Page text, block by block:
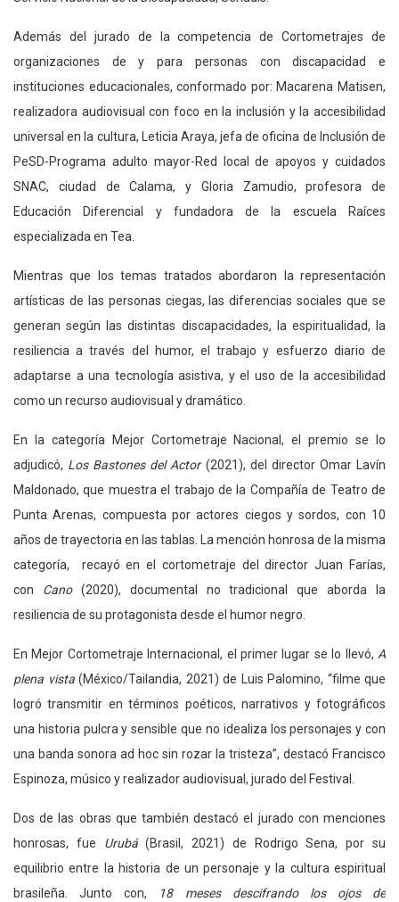
Además del jurado de la competencia de Cortometrajes de
organizaciones de y para personas con discapacidad e
instituciones educacionales, conformado por: Macarena Matisen,
realizadora audiovisual con foco en la inclusión y la accesibilidad
universal en la cultura, Leticia Araya, jefa de oficina de Inclusión de
PeSD-Programa adulto mayor-Red local de apoyos y cuidados
SNAC, ciudad de Calama, y Gloria Zamudio, profesora de
Educación Diferencial y fundadora de la escuela Raíces
especializada en Tea.
Mientras que los temas tratados abordaron la representación
artísticas de las personas ciegas, las diferencias sociales que se
generan según las distintas discapacidades, la espiritualidad, la
resiliencia a través del humor, el trabajo y esfuerzo diario de
adaptarse a una tecnología asistiva, y el uso de la accesibilidad
como un recurso audiovisual y dramático.
En la categoría Mejor Cortometraje Nacional, el premio se lo
adjudicó, Los Bastones del Actor (2021), del director Omar Lavín
Maldonado, que muestra el trabajo de la Compañía de Teatro de
Punta Arenas, compuesta por actores ciegos y sordos, con 10
años de trayectoria en las tablas. La mención honrosa de la misma
categoría, recayó en el cortometraje del director Juan Farías,
con Cano(2020), documental no tradicional que aborda la
resiliencia de su protagonista desde el humor negro.
En Mejor Cortometraje Internacional, el primer lugar se lo llevó, A
plena vista(México/Tailandia, 2021) de Luis Palomino, “filme que
logró transmitir en términos poéticos, narrativos y fotográficos
una historia pulcra y sensible que no idealiza los personajes y con
una banda sonora ad hoc sin rozar la tristeza”, destacó Francisco
Espinoza, músico y realizador audiovisual, jurado del Festival.
Dos de las obras que también destacó el jurado con menciones
honrosas, fue Urubá(Brasil, 2021) de Rodrigo Sena, por su
equilibrio entre la historia de un personaje y la cultura espiritual
brasileña. Junto con,
18 meses descifrando los ojos de